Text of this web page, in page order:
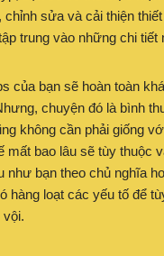
chỉnh sửa và cải thiện
trung vào những chi tiết
của bạn sẽ hoàn toàn
chuyện đó là bình
không cần phải giống
mất bao lâu sẽ tùy thuộc
như bạn theo chủ nghĩa
hàng loạt các yếu tố để
vội.